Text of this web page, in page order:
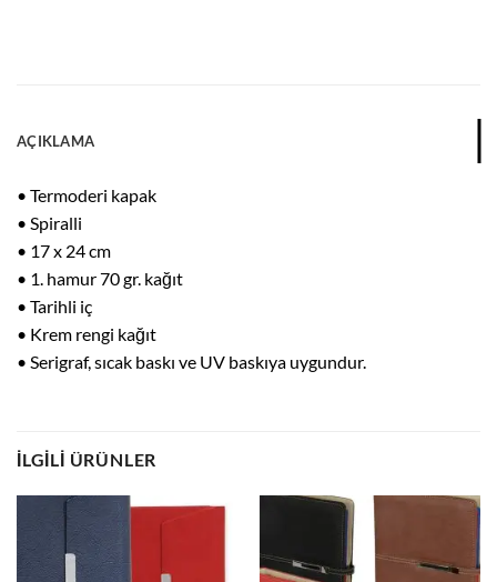
AÇIKLAMA
• Termoderi kapak
• Spiralli
• 17 x 24 cm
• 1. hamur 70 gr. kağıt
• Tarihli iç
• Krem rengi kağıt
• Serigraf, sıcak baskı ve UV baskıya uygundur.
İLGILI ÜRÜNLER